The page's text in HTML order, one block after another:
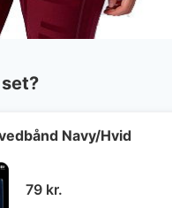
Navy/Hvid
79 kr.